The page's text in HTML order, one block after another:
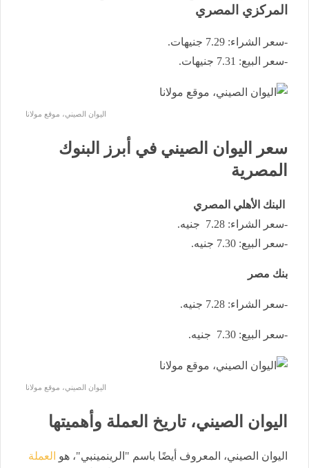
المركزي المصري
-سعر الشراء: 7.29 جنيهات.
-سعر البيع: 7.31 جنيهات.
اليوان الصيني، موقع مولانا
سعر اليوان الصيني في أبرز البنوك
المصرية
البنك الأهلي المصري
-سعر الشراء: 7.28 جنيه.
-سعر البيع: 7.30 جنيه.
بنك مصر
-سعر الشراء: 7.28 جنيه.
-سعر البيع: 7.30 جنيه.
اليوان الصيني، موقع مولانا
اليوان الصيني، تاريخ العملة وأهميتها
اليوان الصيني، المعروف أيضًا باسم "الرينمينبي"، هو العملة